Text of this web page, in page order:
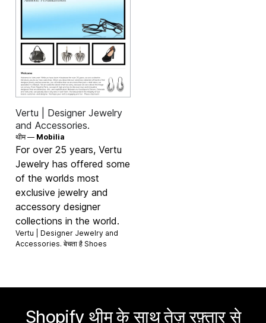
Vertu | Designer Jewelry
and Accessories.
थीम — Mobilia
For over 25 years, Vertu
Jewelry has offered some
of the worlds most
exclusive jewelry and
accessory designer
collections in the world.
Vertu | Designer Jewelry and
Accessories. बेचता है Shoes
Shopify थीम के साथ तेज़ रफ़्तार से